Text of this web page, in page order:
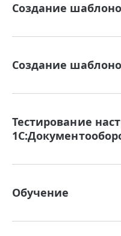
Создание
Создание
Тестирование
Обучение